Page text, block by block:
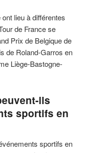
lieu à différentes
de France se
Prix de Belgique de
de Roland-Garros en
Liège-Bastogne-
ils
sportifs en
sportifs en